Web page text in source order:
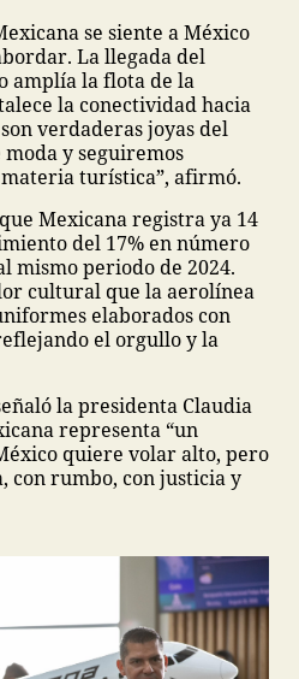
se siente a México
La llegada del
amplía la flota de la
la conectividad hacia
verdaderas joyas del
y seguiremos
turística”, afirmó.
Mexicana registra ya 14
del 17% en número
mismo periodo de 2024.
cultural que la aerolínea
elaborados con
el orgullo y la
la presidenta Claudia
representa “un
quiere volar alto, pero
con rumbo, con justicia y